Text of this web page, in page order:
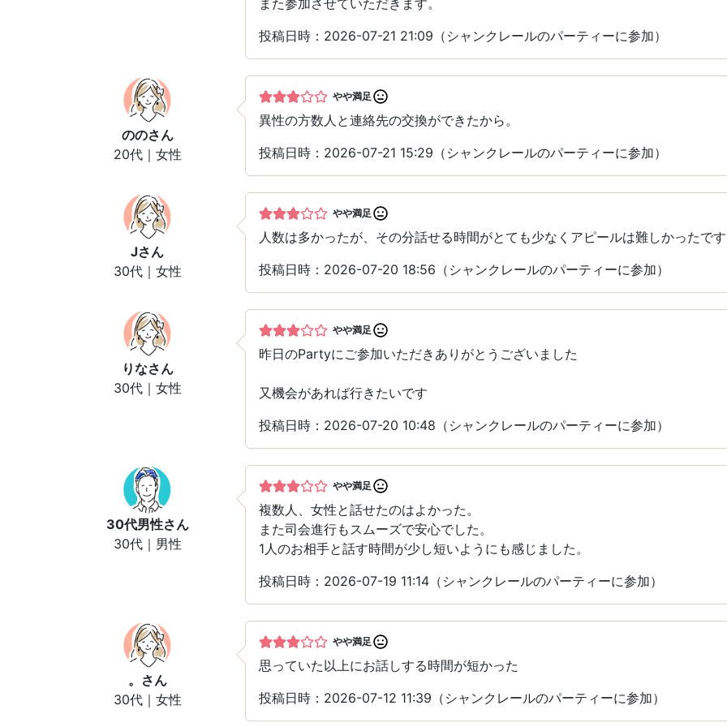
投稿日時：2026-07-21 21:09（シャンクレールのパーティーに参加）
ののさん
20代｜女性
やや満足
異性の方数人と連絡先の交換ができたから。
投稿日時：2026-07-21 15:29（シャンクレールのパーティーに参加）
Jさん
30代｜女性
やや満足
人数は多かったが、その分話せる時間がとても少なくアピールは難しかったで
投稿日時：2026-07-20 18:56（シャンクレールのパーティーに参加）
りなさん
30代｜女性
やや満足
昨日のPartyにご参加いただきありがとうございました
又機会があれば行きたいです
投稿日時：2026-07-20 10:48（シャンクレールのパーティーに参加）
30代男性さん
30代｜男性
やや満足
複数人、女性と話せたのはよかった。
また司会進行もスムーズで安心でした。
1人のお相手と話す時間が少し短いようにも感じました。
投稿日時：2026-07-19 11:14（シャンクレールのパーティーに参加）
。 さん
30代｜女性
やや満足
思っていた以上にお話しする時間が短かった
投稿日時：2026-07-12 11:39（シャンクレールのパーティーに参加）